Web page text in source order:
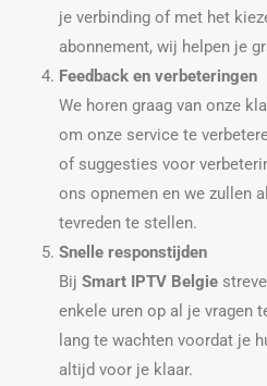
je verbinding of met het
abonnement, wij helpen je
Feedback en verbeteringen
We horen graag van onze
om onze service te
of suggesties voor
ons opnemen en we zullen
tevreden te stellen.
Snelle responstijden
Bij Smart IPTV Belgie
enkele uren op al je vragen
lang te wachten voordat je
altijd voor je klaar.